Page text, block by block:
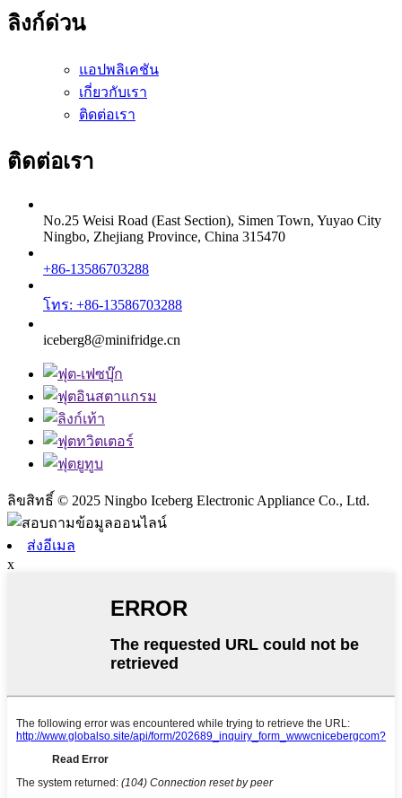
ลิงก์ด่วน
แอปพลิเคชัน
เกี่ยวกับเรา
ติดต่อเรา
ติดต่อเรา
No.25 Weisi Road (East Section), Simen Town, Yuyao City
Ningbo, Zhejiang Province, China 315470
+86-13586703288
โทร: +86-13586703288
iceberg8@minifridge.cn
ลิขสิทธิ์ © 2025 Ningbo Iceberg Electronic Appliance Co., Ltd.
ส่งอีเมล
x